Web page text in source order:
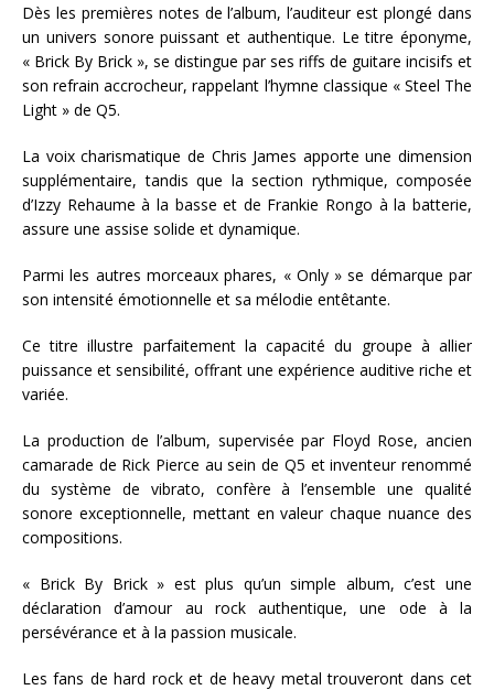
Dès les premières notes de l’album, l’auditeur est plongé dans
un univers sonore puissant et authentique. Le titre éponyme,
« Brick By Brick », se distingue par ses riffs de guitare incisifs et
son refrain accrocheur, rappelant l’hymne classique « Steel The
Light » de Q5.
La voix charismatique de Chris James apporte une dimension
supplémentaire, tandis que la section rythmique, composée
d’Izzy Rehaume à la basse et de Frankie Rongo à la batterie,
assure une assise solide et dynamique.
Parmi les autres morceaux phares, « Only » se démarque par
son intensité émotionnelle et sa mélodie entêtante.
Ce titre illustre parfaitement la capacité du groupe à allier
puissance et sensibilité, offrant une expérience auditive riche et
variée.
La production de l’album, supervisée par Floyd Rose, ancien
camarade de Rick Pierce au sein de Q5 et inventeur renommé
du système de vibrato, confère à l’ensemble une qualité
sonore exceptionnelle, mettant en valeur chaque nuance des
compositions.
« Brick By Brick » est plus qu’un simple album, c’est une
déclaration d’amour au rock authentique, une ode à la
persévérance et à la passion musicale.
Les fans de hard rock et de heavy metal trouveront dans cet